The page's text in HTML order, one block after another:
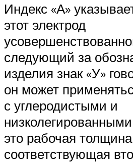
Индекс «А»
этот электрод
следующий за
изделия знак «У»
он может
с углеродистыми и
это рабочая
соответствующая